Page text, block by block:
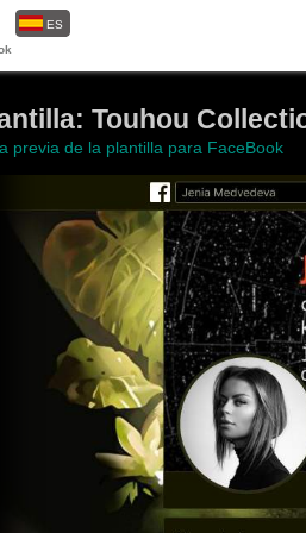
ES
Touhou
previa de la plantilla para FaceBook